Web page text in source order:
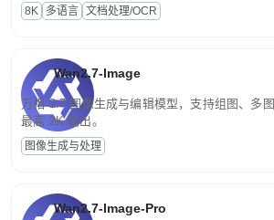
为便于存储、检索和二次处理的结构化结果。
8K 多语言 文档处理/OCR
Wan2.7-Image
万相 2.7 图像生成与编辑模型，支持组图、多
最高 2K 输出。
图像生成与处理
Wan2.7-Image-Pro